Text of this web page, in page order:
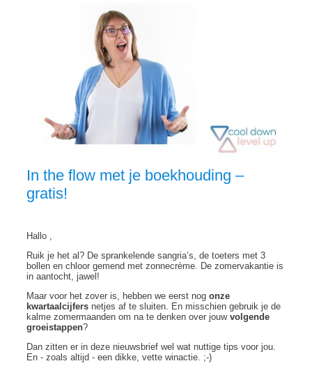
In the flow met je boekhouding –
gratis!
Hallo ,
Ruik je het al? De sprankelende sangria’s, de toeters met 3
bollen en chloor gemend met zonnecrème. De zomervakantie is
in aantocht, jawel!
Maar voor het zover is, hebben we eerst nog onze
kwartaalcijfers netjes af te sluiten. En misschien gebruik je de
kalme zomermaanden om na te denken over jouw volgende
groeistappen?
Dan zitten er in deze nieuwsbrief wel wat nuttige tips voor jou.
En - zoals altijd - een dikke, vette winactie. ;-)